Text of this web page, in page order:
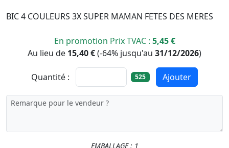
BIC 4 COULEURS 3X SUPER MAMAN FETES DES MERES
En promotion Prix TVAC : 5,45 €
Au lieu de 15,40 €(-64% jusqu'au 31/12/2026)
Quantité : 525 Ajouter
EMBALLAGE : 1